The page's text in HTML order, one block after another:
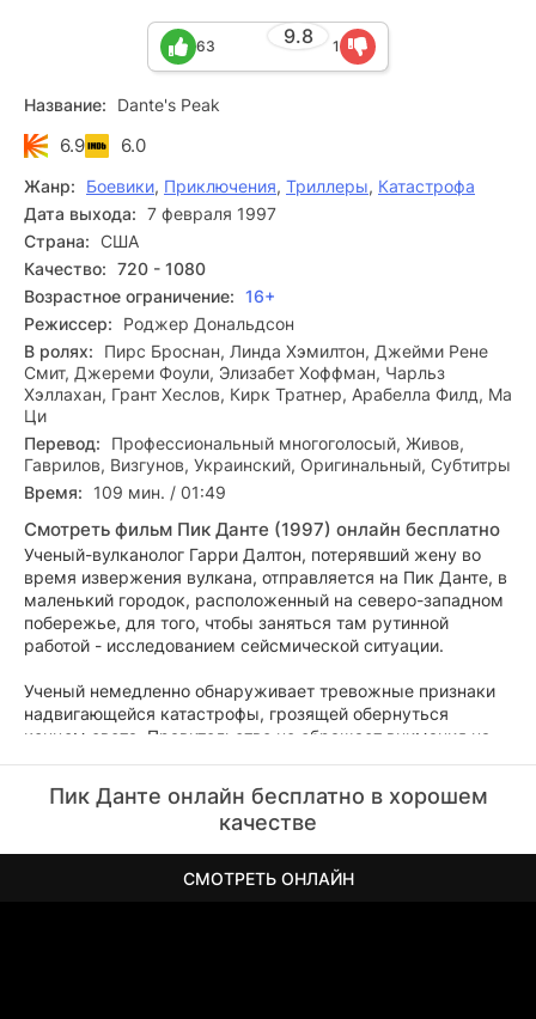
9.8
63 1
Название: Dante's Peak
6.9 6.0
Жанр: Боевики, Приключения, Триллеры, Катастрофа
Дата выхода: 7 февраля 1997
Страна: США
Качество: 720 - 1080
Возрастное ограничение: 16+
Режиссер:
Роджер Дональдсон
В ролях:
Пирс Броснан, Линда Хэмилтон, Джейми Рене
Смит, Джереми Фоули, Элизабет Хоффман, Чарльз
Хэллахан, Грант Хеслов, Кирк Тратнер, Арабелла Филд, Ма
Ци
Перевод:
Профессиональный многоголосый, Живов,
Гаврилов, Визгунов, Украинский, Оригинальный, Субтитры
Время:
109 мин. / 01:49
Смотреть фильм Пик Данте (1997) онлайн бесплатно
Ученый-вулканолог Гарри Далтон, потерявший жену во
время извержения вулкана, отправляется на Пик Данте, в
маленький городок, расположенный на северо-западном
побережье, для того, чтобы заняться там рутинной
работой - исследованием сейсмической ситуации.
Ученый немедленно обнаруживает тревожные признаки
надвигающейся катастрофы, грозящей обернуться
концом света. Правительство не обращает внимания на
осознает весь ужас положения и спешит к нему на
Пик Данте онлайн бесплатно в хорошем
качестве
СМОТРЕТЬ ОНЛАЙН